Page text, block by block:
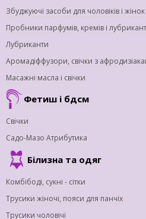
Збуджуючі засоби для чоловіків і жінок
Пробники парфумів, кремів і
Лубриканти
Аромадіффузори, свічки з
Масажні масла і свічки
Фетиш і бдсм
Свічки
Садо-Мазо Атрибутика
Білизна та одяг
Комбібоді, сукні - сітки
Трусики жіночі, пояси для панчіх
Трусики чоловічі